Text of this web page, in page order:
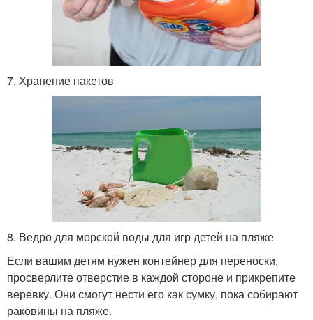
7. Хранение пакетов
8. Ведро для морской воды для игр детей на пляже
Если вашим детям нужен контейнер для переноски,
просверлите отверстие в каждой стороне и прикрепите
веревку. Они смогут нести его как сумку, пока собирают
раковины на пляже.